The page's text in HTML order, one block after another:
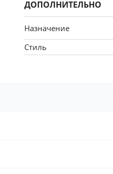
ДОПОЛНИТЕЛЬНО
Назначение
Стиль